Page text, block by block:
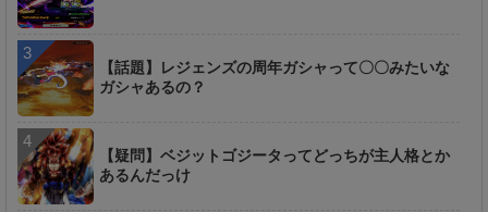
【話題】レジェンズの周年ガシャって〇〇みたいな
ガシャあるの？
【疑問】ベジットゴジータってどっちが主人格とか
あるんだっけ